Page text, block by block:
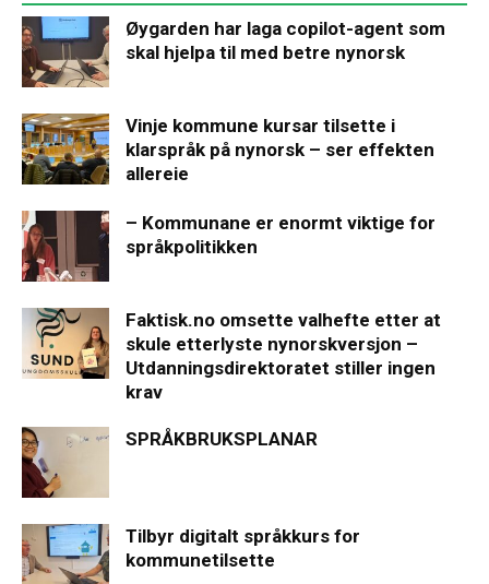
Øygarden har laga copilot-agent som
skal hjelpa til med betre nynorsk
Vinje kommune kursar tilsette i
klarspråk på nynorsk – ser effekten
allereie
– Kommunane er enormt viktige for
språkpolitikken
Faktisk.no omsette valhefte etter at
skule etterlyste nynorskversjon –
Utdanningsdirektoratet stiller ingen
krav
SPRÅKBRUKSPLANAR
Tilbyr digitalt språkkurs for
kommunetilsette